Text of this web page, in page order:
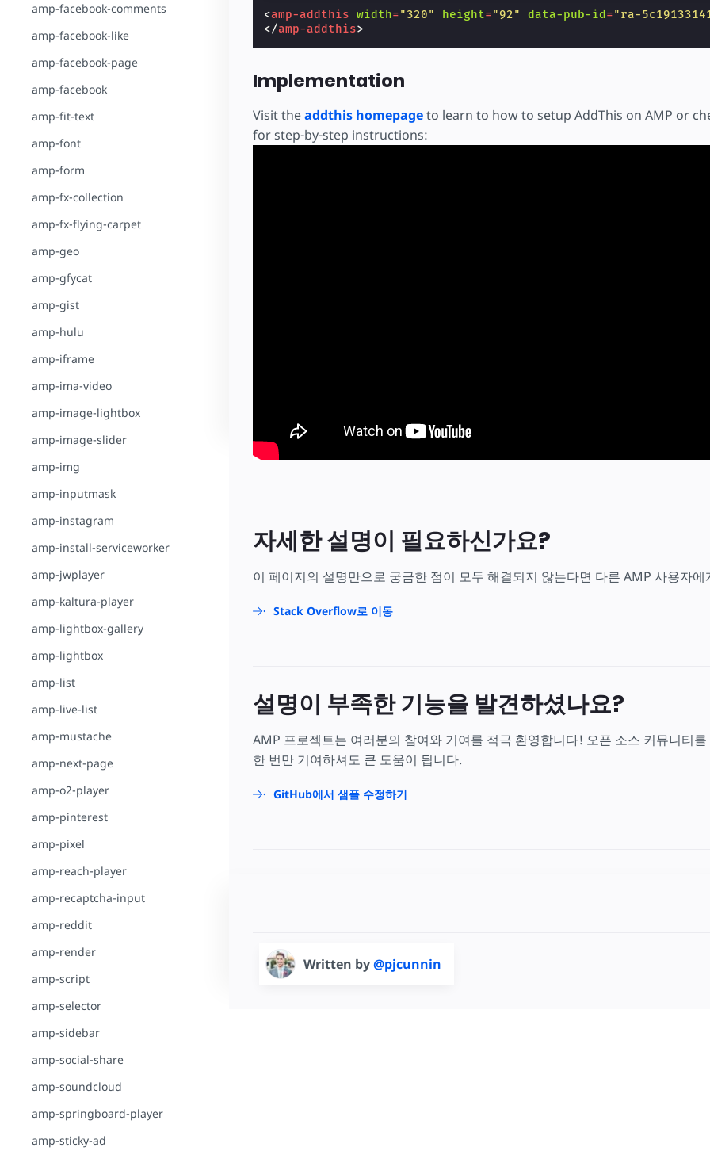
amp-facebook-comments
amp-facebook-like
amp-facebook-page
amp-facebook
amp-fit-text
amp-font
amp-form
amp-fx-collection
amp-fx-flying-carpet
amp-geo
amp-gfycat
amp-gist
amp-hulu
amp-iframe
amp-ima-video
amp-image-lightbox
amp-image-slider
amp-img
amp-inputmask
amp-instagram
amp-install-serviceworker
amp-jwplayer
amp-kaltura-player
amp-lightbox-gallery
amp-lightbox
amp-list
amp-live-list
amp-mustache
amp-next-page
amp-o2-player
amp-pinterest
amp-pixel
amp-reach-player
amp-recaptcha-input
amp-reddit
amp-render
amp-script
amp-selector
amp-sidebar
amp-social-share
amp-soundcloud
amp-springboard-player
amp-sticky-ad
<amp-addthis width="320" height="92" data-pub-id ="ra-
</amp-addthis>
Implementation
Visit theaddthis homepageto learn to how to setup AddThis on AMP or
for step-by-step instructions:
자세한 설명이 필요하신가요?
이 페이지의 설명만으로 궁금한 점이 모두 해결되지 않는다면 다른 AMP 사용자
Stack Overflow로 이동
설명이 부족한 기능을 발견하셨나요?
AMP 프로젝트는 여러분의 참여와 기여를 적극 환영합니다! 오픈 소스 커뮤니티
한 번만 기여하셔도 큰 도움이 됩니다.
GitHub에서 샘플 수정하기
Written by@pjcunnin